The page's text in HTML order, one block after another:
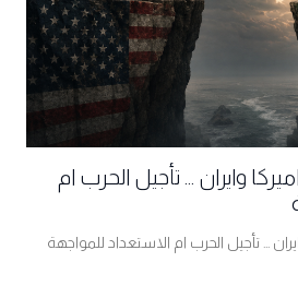
وايران ... تأجيل الحرب ام
... تأجيل الحرب ام الاستعداد للمواجهة